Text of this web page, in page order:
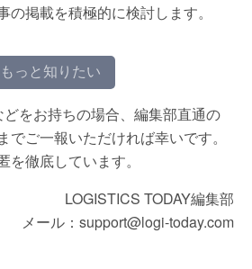
の掲載を積極的に検討します。
もっと知りたい
をお持ちの場合、編集部直通の
でご一報いただければ幸いです。
徹底しています。
LOGISTICS TODAY編集部
メール：support@logi-today.com